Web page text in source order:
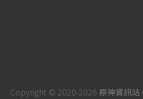
Copyright © 2020-2026 原神資訊